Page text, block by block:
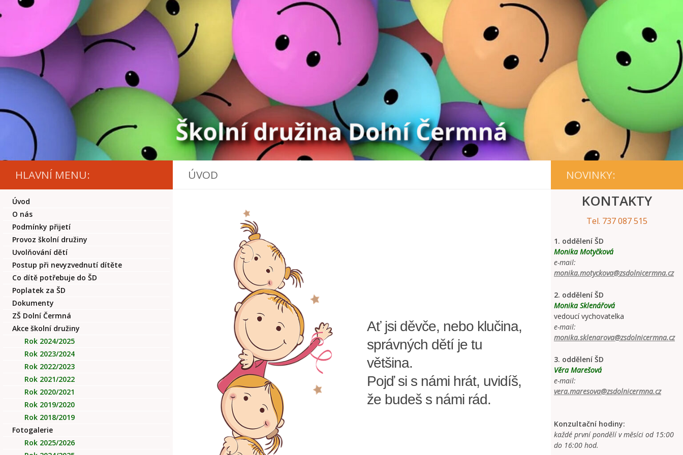
ÚVOD
Ať jsi děvče, nebo klučina,
správných dětí je tu
většina.
Pojď si s námi hrát, uvidíš,
že budeš s námi rád.
HLAVNÍ MENU:
Úvod
O nás
Podmínky přijetí
Provoz školní družiny
Uvolňování dětí
Postup při nevyzvednutí dítěte
Co dítě potřebuje do ŠD
Poplatek za ŠD
Dokumenty
ZŠ Dolní Čermná
Akce školní družiny
Rok 2024/2025
Rok 2023/2024
Rok 2022/2023
Rok 2021/2022
Rok 2020/2021
Rok 2019/2020
Rok 2018/2019
Fotogalerie
Rok 2025/2026
NOVINKY:
KONTAKTY
Tel. 737 087 515
1. oddělení ŠD
Monika Motyčková
e-mail:
monika.motyckova@zsdolnicermna.cz
2. oddělení ŠD
Monika Sklenářová
vedoucí vychovatelka
e-mail:
monika.sklenarova@zsdolnicermna.cz
3. oddělení ŠD
Věra Marešová
e-mail:
vera.maresova@zsdolnicermna.cz
Konzultační hodiny:
každé první pondělí v měsíci od 15:00
do 16:00 hod.